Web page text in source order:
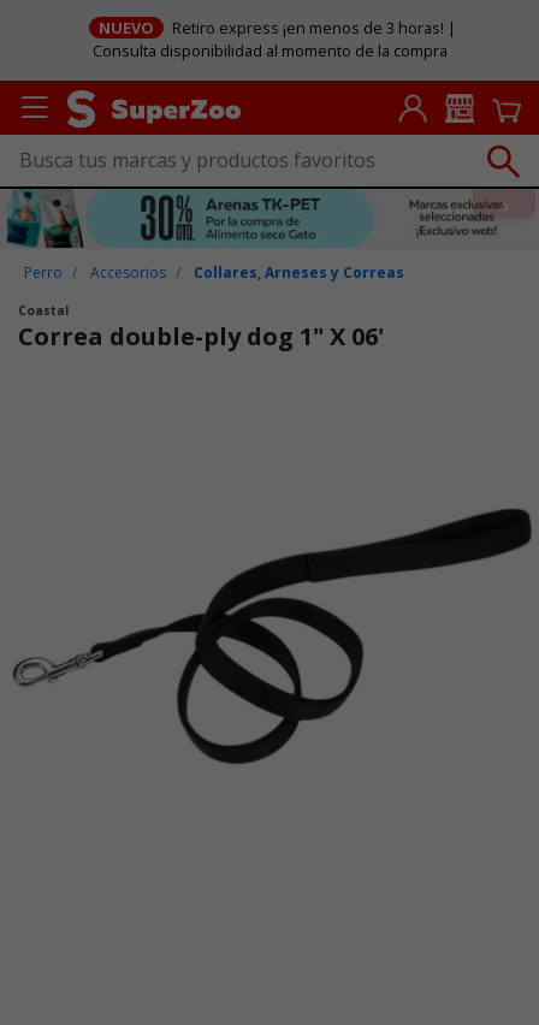
NUEVO
Retiro express ¡en menos de 3 horas! |
Consulta disponibilidad al momento de la compra
Perro Accesorios Collares, Arneses y Correas
Coastal
Correa double-ply dog 1" X 06'